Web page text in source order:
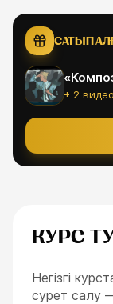
САТЫП
«
+ 2
КУРС
Негізгі
сурет салу